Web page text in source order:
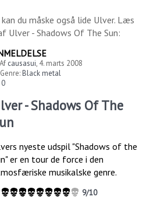
kan du måske også lide Ulver. Læs
Ulver - Shadows Of The Sun:
Af causasui, 4. marts 2008
Genre:Black metal
0
- Shadows Of The
nyeste udspil "Shadows of the
er en tour de force i den
musikalske genre.
9/10